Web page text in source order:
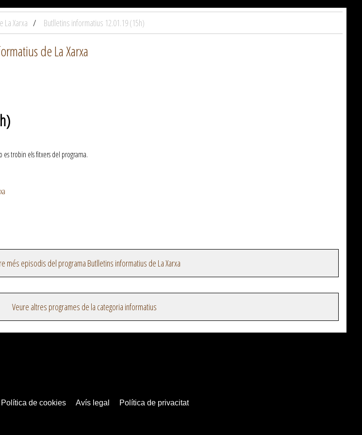
Xarxa Butlletins informatius 12.01.19 (15h)
de La Xarxa
es trobin els fitxers del programa.
més episodis del programa Butlletins informatius de La Xarxa
Veure altres programes de la categoria informatius
Política de cookies Avís legal Política de privacitat